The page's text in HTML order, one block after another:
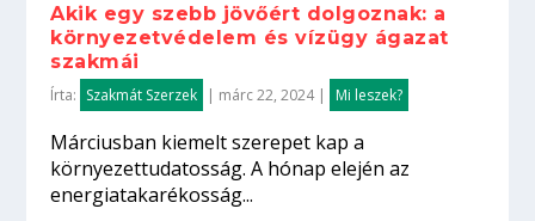
Akik egy szebb jövőért dolgoznak: a
környezetvédelem és vízügy ágazat
szakmái
Írta: Szakmát Szerzek | márc 22, 2024| Mi leszek?
Márciusban kiemelt szerepet kap a
környezettudatosság. A hónap elején az
energiatakarékosság...